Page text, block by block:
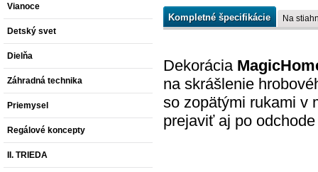
Vianoce
Detský svet
Dielňa
Záhradná technika
Priemysel
Regálové koncepty
II. TRIEDA
Kompletné špecifikácie Na
Dekorácia
na skrášlenie
so zopätými rukami v
prejaviť aj po